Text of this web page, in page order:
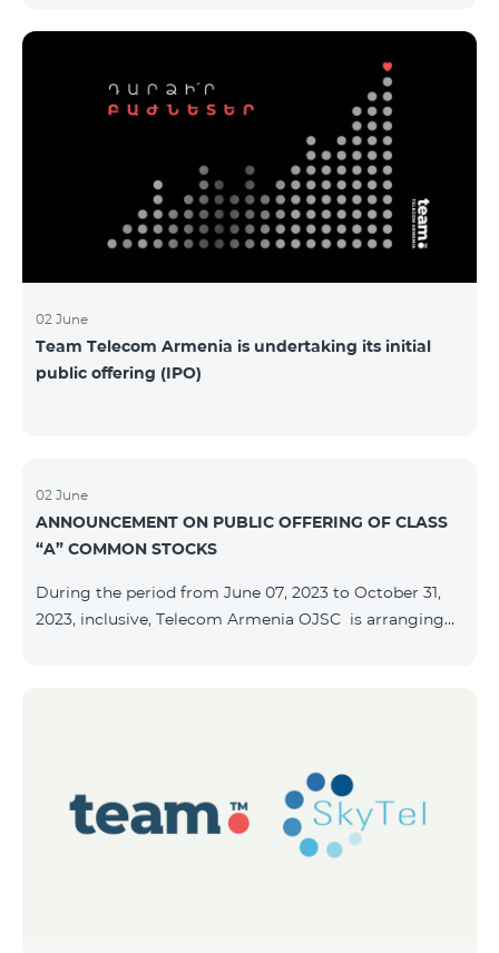
երիտասարդներ ծանոթացան առաջնային
հրապարակային տեղաբաշխման բոլոր
մանրամասներին ու թիմերին տրամադրվեց
ընկերության զարգացման ռազմավարական
խնդիրը։ Լուծումներ առաջարկելու համար թիմերն
ունենալու են ընդամենը 72 ժամ։ Հաջողություն
մաղթելով մրցույթի մասնակիցներին Team
Telecom Armenia-ի գլխավոր տնօրեն Հայկ
Եսայանը նշեց, որ
02 June
Team Telecom Armenia is undertaking its initial
public offering (IPO)
02 June
ANNOUNCEMENT ON PUBLIC OFFERING OF CLASS
“A” COMMON STOCKS
During the period from June 07, 2023 to October 31,
2023, inclusive, Telecom Armenia OJSC is arranging
VOLUME 41,200 AMD